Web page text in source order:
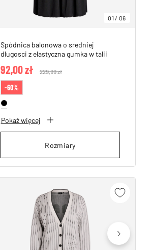
01/ 06
Spódnica balonowa o sredniej
dlugosci z elastyczna gumka w talii
Price reduced from
229,99 złto
92,00 zł
-60%
Pokaż więcej
Rozmiary